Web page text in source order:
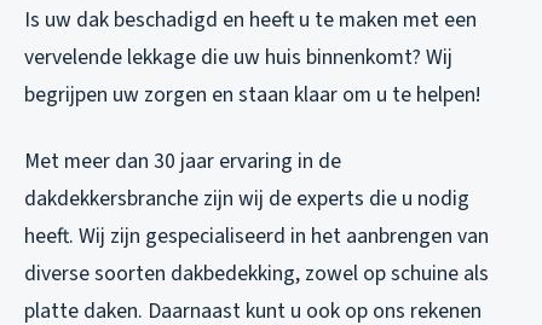
Is uw dak beschadigd en heeft u te maken met een
vervelende lekkage die uw huis binnenkomt? Wij
begrijpen uw zorgen en staan klaar om u te helpen!
Met meer dan 30 jaar ervaring in de
dakdekkersbranche zijn wij de experts die u nodig
heeft. Wij zijn gespecialiseerd in het aanbrengen van
diverse soorten dakbedekking, zowel op schuine als
platte daken. Daarnaast kunt u ook op ons rekenen